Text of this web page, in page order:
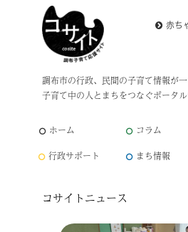
調布市の行政、民間の子育て情報が一
子育て中の人とまちをつなぐポータ
赤ち
ホーム コラム
行政サポート
まち情報
コサイトニュース